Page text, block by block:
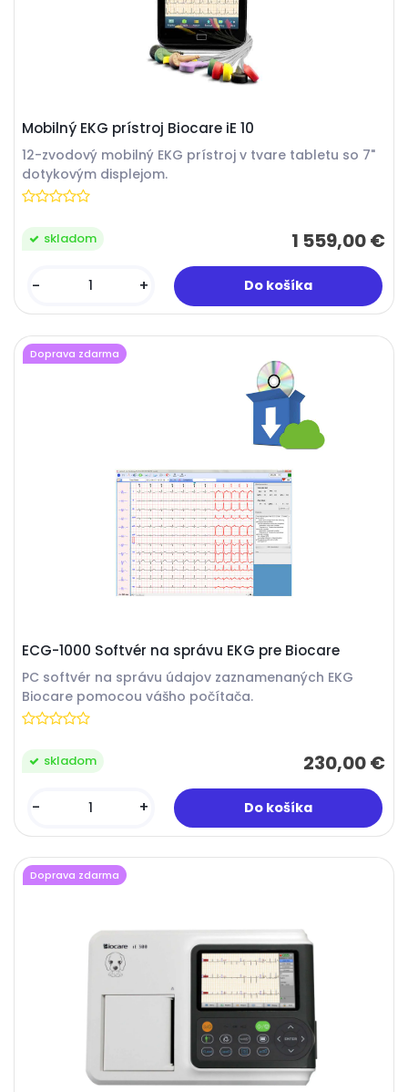
Mobilný EKG prístroj Biocare iE 10
12-zvodový mobilný EKG prístroj v tvare tabletu so 7"
dotykovým displejom.
1 559,00 €
skladom
- +
ECG-1000 Softvér na správu EKG pre Biocare
PC softvér na správu údajov zaznamenaných EKG
Biocare pomocou vášho počítača.
230,00 €
skladom
- +
Doprava zdarma
Doprava zdarma